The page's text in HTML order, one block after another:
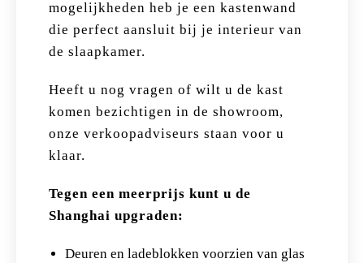
mogelijkheden heb je een kastenwand
die perfect aansluit bij je interieur van
de slaapkamer.
Heeft u nog vragen of wilt u de kast
komen bezichtigen in de showroom,
onze verkoopadviseurs staan voor u
klaar.
Tegen een meerprijs kunt u de
Shanghai upgraden:
Deuren en ladeblokken voorzien van glas